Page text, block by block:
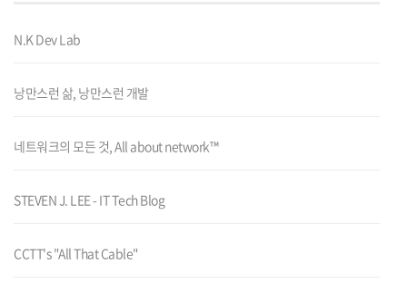
N.K Dev Lab
낭만스런 삶, 낭만스런 개발
네트워크의 모든 것, All about network™
STEVEN J. LEE - IT Tech Blog
CCTT's "All That Cable"